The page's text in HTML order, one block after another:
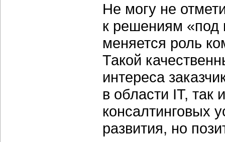
Не могу не
к решениям «под
меняется роль
Такой
интереса
в области IT, так
консалтинговых
развития, но